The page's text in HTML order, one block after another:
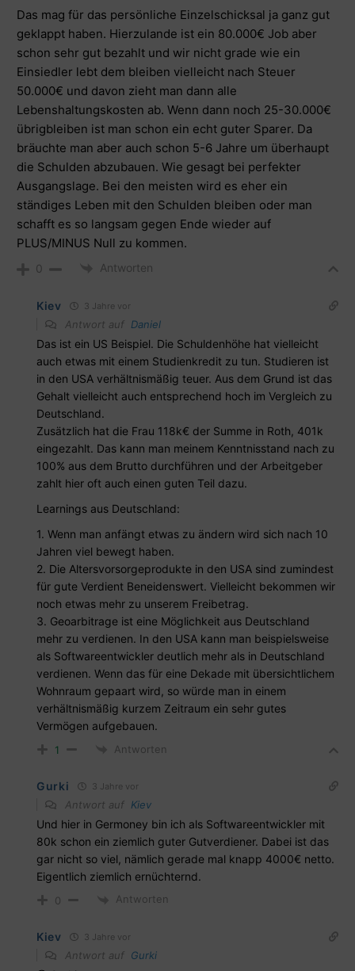
Das mag für das persönliche Einzelschicksal ja ganz gut
geklappt haben. Hierzulande ist ein 80.000€ Job aber
schon sehr gut bezahlt und wir nicht grade wie ein
Einsiedler lebt dem bleiben vielleicht nach Steuer
50.000€ und davon zieht man dann alle
Lebenshaltungskosten ab. Wenn dann noch 25-30.000€
übrigbleiben ist man schon ein echt guter Sparer. Da
bräuchte man aber auch schon 5-6 Jahre um überhaupt
die Schulden abzubauen. Wie gesagt bei perfekter
Ausgangslage. Bei den meisten wird es eher ein
ständiges Leben mit den Schulden bleiben oder man
schafft es so langsam gegen Ende wieder auf
PLUS/MINUS Null zu kommen.
0 Antworten
Kiev 3 Jahre vor
Antwort auf Daniel
Das ist ein US Beispiel. Die Schuldenhöhe hat vielleicht
auch etwas mit einem Studienkredit zu tun. Studieren ist
in den USA verhältnismäßig teuer. Aus dem Grund ist das
Gehalt vielleicht auch entsprechend hoch im Vergleich zu
Deutschland.
Zusätzlich hat die Frau 118k€ der Summe in Roth, 401k
eingezahlt. Das kann man meinem Kenntnisstand nach zu
100% aus dem Brutto durchführen und der Arbeitgeber
zahlt hier oft auch einen guten Teil dazu.
Learnings aus Deutschland:
1. Wenn man anfängt etwas zu ändern wird sich nach 10
Jahren viel bewegt haben.
2. Die Altersvorsorgeprodukte in den USA sind zumindest
für gute Verdient Beneidenswert. Vielleicht bekommen wir
noch etwas mehr zu unserem Freibetrag.
3. Geoarbitrage ist eine Möglichkeit aus Deutschland
mehr zu verdienen. In den USA kann man beispielsweise
als Softwareentwickler deutlich mehr als in Deutschland
verdienen. Wenn das für eine Dekade mit übersichtlichem
Wohnraum gepaart wird, so würde man in einem
verhältnismäßig kurzem Zeitraum ein sehr gutes
Vermögen aufgebauen.
1 Antworten
Gurki 3 Jahre vor
Antwort auf Kiev
Und hier in Germoney bin ich als Softwareentwickler mit
80k schon ein ziemlich guter Gutverdiener. Dabei ist das
gar nicht so viel, nämlich gerade mal knapp 4000€ netto.
Eigentlich ziemlich ernüchternd.
0 Antworten
Kiev 3 Jahre vor
Antwort auf Gurki